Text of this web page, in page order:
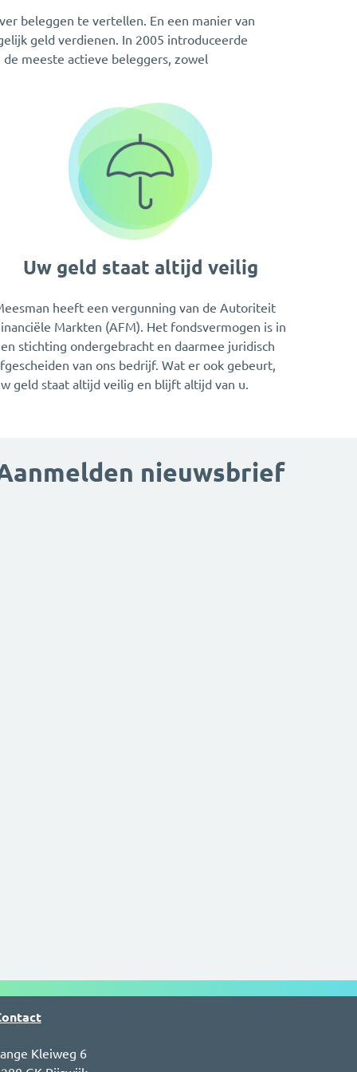
beleggen te vertellen. En een manier van
geld verdienen. In 2005 introduceerde
meeste actieve beleggers, zowel
Uw geld staat altijd veilig
heeft een vergunning van de Autoriteit
Markten (AFM). Het fondsvermogen is in
stichting ondergebracht en daarmee juridisch
van ons bedrijf. Wat er ook gebeurt,
geld staat altijd veilig en blijft altijd van u.
nieuwsbrief
Kleiweg 6